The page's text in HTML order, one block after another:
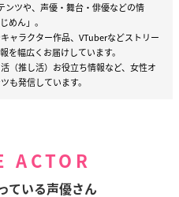
ンツや、声優・舞台・俳優などの情
めん」。
ャラクター作品、VTuberなどストリー
を幅広くお届けしています。
（推し活）お役立ち情報など、女性オ
も発信しています。
ACTOR
ている声優さん